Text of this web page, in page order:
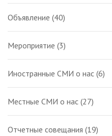
Объявление (40)
Мероприятие (3)
Иностранные СМИ о нас (6)
Местные СМИ о нас (27)
Отчетные совещания (19)